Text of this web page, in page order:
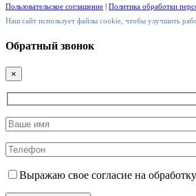
Пользовательское соглашение
Политика обработки
Наш сайт использует файлы cookie, чтобы улучшить
Обратный звонок
×
Выражаю свое согласие на